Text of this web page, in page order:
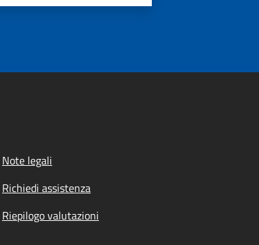
Note legali
Richiedi assistenza
Riepilogo valutazioni